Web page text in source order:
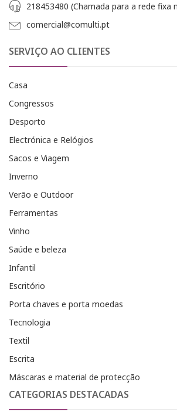
218453480 (Chamada para a rede fixa
comercial@comulti.pt
SERVIÇO AO CLIENTES
Casa
Congressos
Desporto
Electrónica e Relógios
Sacos e Viagem
Inverno
Verão e Outdoor
Ferramentas
Vinho
Saúde e beleza
Infantil
Escritório
Porta chaves e porta moedas
Tecnologia
Textil
Escrita
Máscaras e material de protecção
CATEGORIAS DESTACADAS